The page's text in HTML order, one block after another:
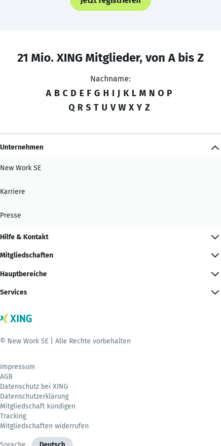
21 Mio. XING Mitglieder, von A bis Z
Nachname:
A B C D E F G H I J K L M N O P
Q R S T U V W X Y Z
Unternehmen
New Work SE
Karriere
Presse
Hilfe & Kontakt
Mitgliedschaften
Hauptbereiche
Services
© New Work SE | Alle Rechte vorbehalten
Impressum
AGB
Datenschutz bei XING
Datenschutzerklärung
Mitgliedschaft kündigen
Tracking
Mitgliedschaften widerrufen